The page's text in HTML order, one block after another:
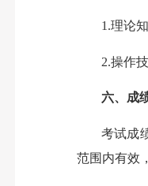
1.理论
2.操作技
六、成
考试成
范围内有效